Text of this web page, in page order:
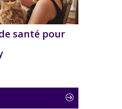
santé pour